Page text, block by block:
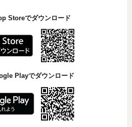
Storeでダウンロード
Playでダウンロード